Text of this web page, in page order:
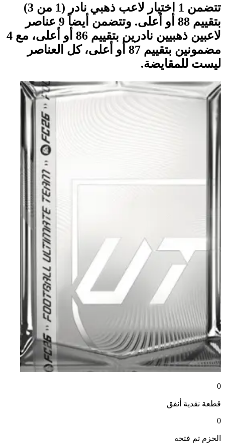
تتضمن 1 اختيار لاعب ذهبي نادر (1 من 3)
بتقييم 88 أو أعلى. وتتضمن أيضاً 9 عناصر
لاعبين ذهبيين نادرين بتقييم 86 أو أعلى، مع 4
مضمونين بتقييم 87 أو أعلى، كل العناصر
ليست للمقايضة.
0
قطعة نقدية أنفق
0
الحزم تم فتحه